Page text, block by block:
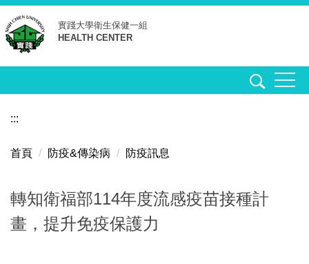
跳
到
主
要
區
實踐大學衛生保健一組
HEALTH CENTER
:::
首頁 防疫&傳染病 防疫訊息
轉知衛福部114年度流感疫苗接種計
畫，提升免疫保護力